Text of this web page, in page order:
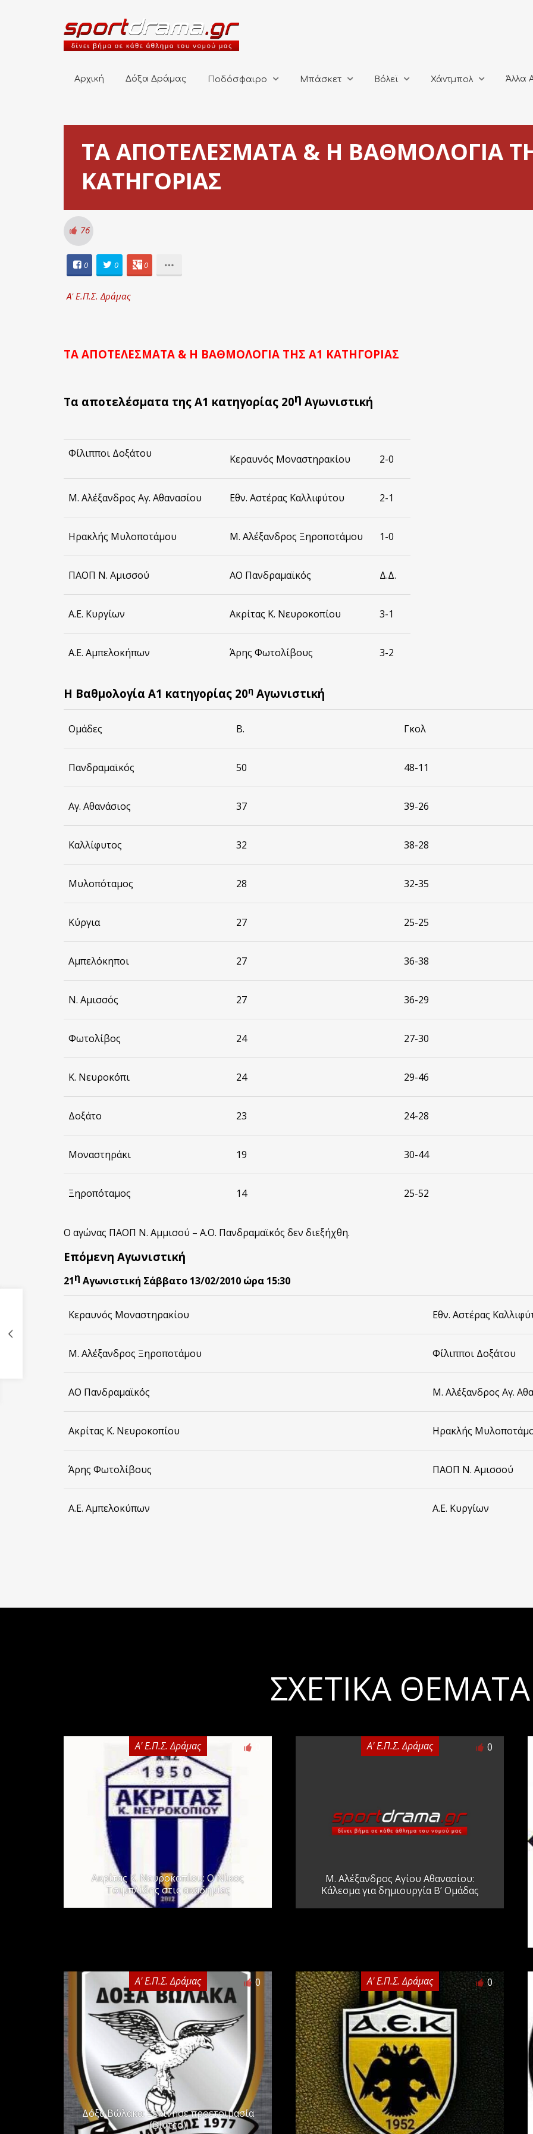
Αρχική Δόξα Δράμας Ποδόσφαιρο Μπάσκετ Βόλεϊ Χάντμπολ Άλλα
ΤΑ ΑΠΟΤΕΛΕΣΜΑΤΑ & Η ΒΑΘΜΟΛΟΓΙΑ
ΚΑΤΗΓΟΡΙΑΣ
76
0 0 0
Α' Ε.Π.Σ. Δράμας
ΤΑ ΑΠΟΤΕΛΕΣΜΑΤΑ & Η ΒΑΘΜΟΛΟΓΙΑ ΤΗΣ Α1 ΚΑΤΗΓΟΡΙΑΣ
Τα αποτελέσματα της Α1 κατηγορίας 20η Αγωνιστική
Φίλιπποι Δοξάτου Κεραυνός Μοναστηρακίου 2-0
Μ. Αλέξανδρος Αγ. Αθανασίου Εθν. Αστέρας Καλλιφύτου 2-1
Ηρακλής Μυλοποτάμου Μ. Αλέξανδρος Ξηροποτάμου 1-0
ΠΑΟΠ Ν. Αμισσού ΑΟ Πανδραμαϊκός Δ.Δ.
Α.Ε. Κυργίων Ακρίτας Κ. Νευροκοπίου 3-1
Α.Ε. Αμπελοκήπων Άρης Φωτολίβους 3-2
Η Βαθμολογία Α1 κατηγορίας 20η Αγωνιστική
Ομάδες Β. Γκολ
Πανδραμαϊκός 50 48-11
Αγ. Αθανάσιος 37 39-26
Καλλίφυτος 32 38-28
Μυλοπόταμος 28 32-35
Κύργια 27 25-25
Αμπελόκηποι 27 36-38
Ν. Αμισσός 27 36-29
Φωτολίβος 24 27-30
Κ. Νευροκόπι 24 29-46
Δοξάτο 23 24-28
Μοναστηράκι 19 30-44
Ξηροπόταμος 14 25-52
Ο αγώνας ΠΑΟΠ Ν. Αμμισού – Α.Ο. Πανδραμαϊκός δεν διεξήχθη.
Επόμενη Αγωνιστική
21η Αγωνιστική Σάββατο 13/02/2010 ώρα 15:30
Κεραυνός Μοναστηρακίου Εθν. Αστέρας
Μ. Αλέξανδρος Ξηροποτάμου Φίλιπποι Δοξάτου
ΑΟ Πανδραμαϊκός Μ. Αλέξανδρος Αγ.
Ακρίτας Κ. Νευροκοπίου Ηρακλής
Άρης Φωτολίβους ΠΑΟΠ Ν. Αμισσού
Α.Ε. Αμπελοκύπων Α.Ε. Κυργίων
ΣΧΕΤΙΚΆ ΘΈΜΑΤΑ
Α' Ε.Π.Σ. Δράμας
Ακρίτας Κ. Νευροκοπίου: Ο Νίκος
Τσιμπλίδης στις ακαδημίες
Α' Ε.Π.Σ. Δράμας 0
Μ. Αλέξανδρος Αγίου Αθανασίου:
Κάλεσμα για δημιουργία Β’ Ομάδας
Α' Ε.Π.Σ. Δράμας 0
Δόξα Βώλακα: Ξεκίνησε προετοιμασία
(Βίντεο)
Α' Ε.Π.Σ. Δράμας 0